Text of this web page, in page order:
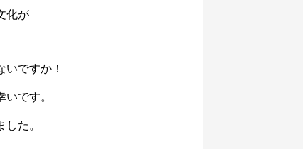
化が
ですか！
です。
た。